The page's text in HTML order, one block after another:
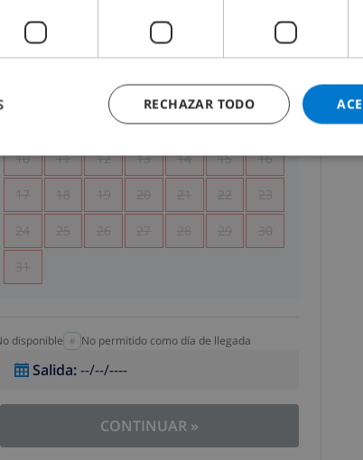
LUN. JUE. DOM.
1 2
6 7 8 9
10 11 12 13 14 15 16
17 18 19 20 21 22 23
24 25 26 27 28 29 30
31
disponible No permitido como día de llegada
Salida:--/--/----
CONTINUAR »
RECHAZAR TODO